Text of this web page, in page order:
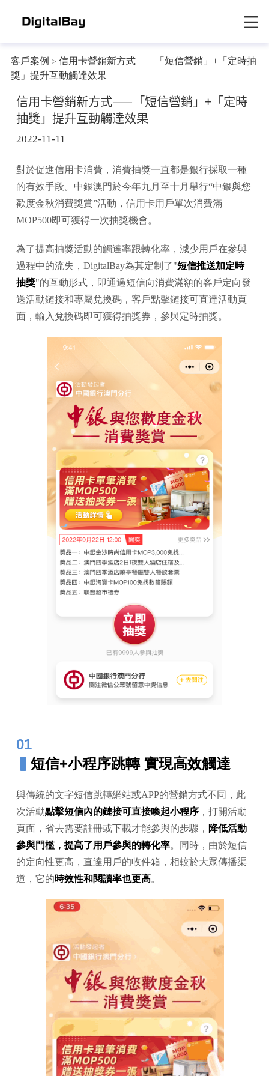
客戶案例 > 信用卡營銷新方式——「短信營銷」+「定時抽
獎」提升互動觸達效果
信用卡營銷新方式——「短信營銷」+「定時
抽獎」提升互動觸達效果
2022-11-11
對於促進信用卡消費，消費抽獎一直都是銀行採取一種
的有效手段。中銀澳門於今年九月至十月舉行“中銀與您
歡度金秋消費獎賞”活動，信用卡用戶單次消費滿
MOP500即可獲得一次抽獎機會。
為了提高抽獎活動的觸達率跟轉化率，減少用戶在參與
過程中的流失，DigitalBay為其定制了"短信推送加定時
抽獎"的互動形式，即通過短信向消費滿額的客戶定向發
送活動鏈接和專屬兌換碼，客戶點擊鏈接可直達活動頁
面，輸入兌換碼即可獲得抽獎券，參與定時抽獎。
01
短信+小程序跳轉 實現高效觸達
與傳統的文字短信跳轉網站或APP的營銷方式不同，此
次活動點擊短信內的鏈接可直接喚起小程序，打開活動
頁面，省去需要註冊或下載才能參與的步驟， 降低活動
參與門檻，提高了用戶參與的轉化率。同時，由於短信
的定向性更高，直達用戶的收件箱，相較於大眾傳播渠
道，它的時效性和閱讀率也更高。